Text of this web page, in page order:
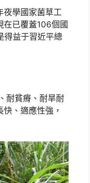
夜學國家菌草工
已覆蓋106個國
得益于習近平總
耐貧瘠、耐旱耐
、適應性強，